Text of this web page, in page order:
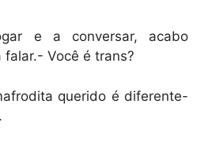
e a conversar, acabo
Você é trans?
querido é diferente-